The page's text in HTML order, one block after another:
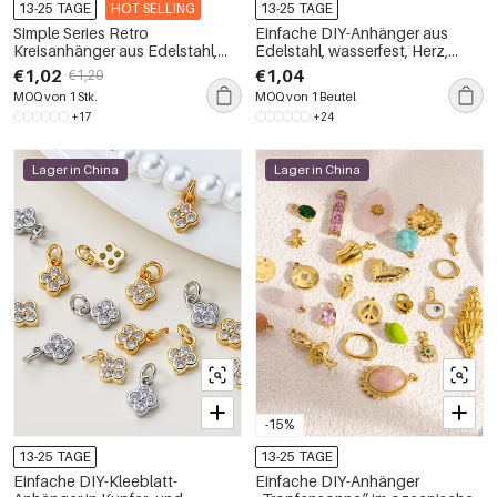
13-25 TAGE HOT SELLING
Simple Series Retro
Kreisanhänger aus Edelstahl,
wasserdicht, goldfarben, in
verschiedenen Farben
€1,02 €1,20
MOQ von 1 Stk.
+17
13-25 TAGE
Einfache DIY-Anhänger aus
Edelstahl, wasserfest, Herz,
Kreuz, Stern und Mond
€1,04
MOQ von 1 Beutel
+24
Lager in China
13-25 TAGE
Einfache DIY-Kleeblatt-
-15%
Lager in China
13-25 TAGE
Einfache DIY-Anhänger